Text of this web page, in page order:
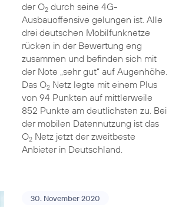
der O2durch seine 4G-
Ausbauoffensive gelungen ist. Alle
drei deutschen Mobilfunknetze
rücken in der Bewertung eng
zusammen und befinden sich mit
der Note „sehr gut“ auf Augenhöhe.
Das O2Netz legte mit einem Plus
von 94 Punkten auf mittlerweile
852 Punkte am deutlichsten zu. Bei
der mobilen Datennutzung ist das
O2Netz jetzt der zweitbeste
Anbieter in Deutschland.
30. November 2020